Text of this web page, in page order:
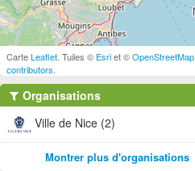
CarteLeaflet . Tuiles © Esriet ©OpenStreetMap
contributors
Organisations
Ville de Nice (2)
Montrer plus d'organisations